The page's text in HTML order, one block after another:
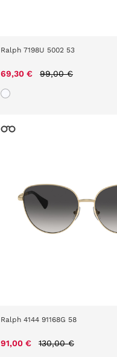
Ralph 7198U 5002 53
69,30 € Price reduced from
99,00 €
Ralph 4144 91168G 58
91,00 € Price reduced from
130,00 €